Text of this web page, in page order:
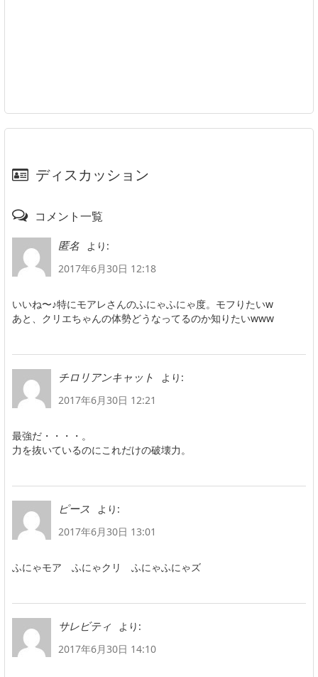
ディスカッション
コメント一覧
匿名
より:
2017年6月30日 12:18
いいね〜♪特にモアレさんのふにゃふにゃ度。モフりたいw
あと、クリエちゃんの体勢どうなってるのか知りたいwww
チロリアンキャット
より:
2017年6月30日 12:21
最強だ・・・・。
力を抜いているのにこれだけの破壊力。
ピース
より:
2017年6月30日 13:01
ふにゃモア ふにゃクリ ふにゃふにゃズ
サレビティ
より:
2017年6月30日 14:10